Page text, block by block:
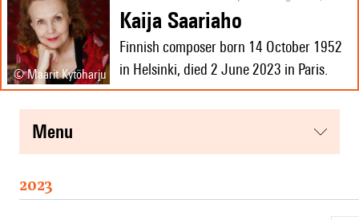
© Maarit Kytöharju
Kaija Saariaho
Finnish composer born 14 October 1952
in Helsinki, died 2 June 2023 in Paris.
menu
2023